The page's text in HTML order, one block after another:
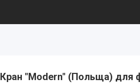
Кран "Modern" (Польща) для